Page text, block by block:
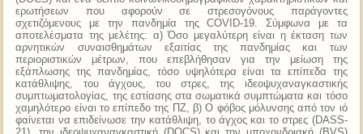
ερωτήσεων που αφορούν σε στρεσογόνους παράγοντες
σχετιζόμενους με την πανδημία της COVID-19. Σύμφωνα με τα
αποτελέσματα της μελέτης: α) Όσο μεγαλύτερη είναι η έκταση των
αρνητικών συναισθημάτων εξαιτίας της πανδημίας και των
περιοριστικών μέτρων, που επεβλήθησαν για την μείωση της
εξάπλωσης της πανδημίας, τόσο υψηλότερα είναι τα επίπεδα της
κατάθλιψης, του άγχους, του στρες, της ιδεοψυχαναγκαστικής
συμπτωματολογίας, της εστίασης στα σωματικά συμπτώματα και τόσο
χαμηλότερο είναι το επίπεδο της ΠΖ, β) Ο φόβος μόλυνσης από τον ιό
φαίνεται να επιδείνωσε την κατάθλιψη, το άγχος και το στρες (DASS-